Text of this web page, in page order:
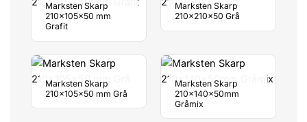
Marksten Skarp
210x105x50 mm
Grafit
Marksten Skarp
210x210x50 Grå
Marksten Skarp
210x105x50 mm Grå
Marksten Skarp
210x140x50mm
Gråmix